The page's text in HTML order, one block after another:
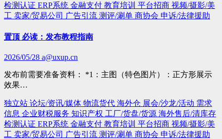
检测认证 ERP系统 金融支付 教育培训 平台招商 视频/摄影/美
工 卖家/贸易公司 广告引流 测评/涮单 商协会 申诉/法律援助
置顶 必读：发布教程指南
2026/05/28 a@uxup.cn
发布前需要准备资料： *1：主图（特色图片）：正方形展示
效果…
独立站 论坛/资讯/媒体 物流货代 海外仓 展会/沙龙/活动 需求
信息 企业财税服务 知识产权 工厂/货盘/货源 海外售后/清库存
检测认证 ERP系统 金融支付 教育培训 平台招商 视频/摄影/美
工 卖家/贸易公司 广告引流 测评/涮单 商协会 申诉/法律援助